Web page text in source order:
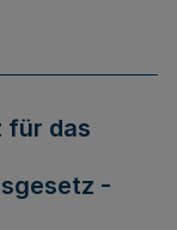
für das
-